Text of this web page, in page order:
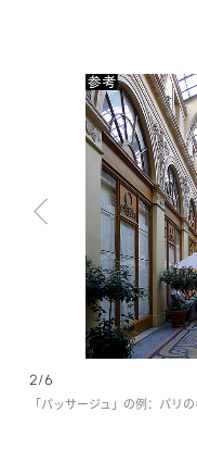
2/6
「パッサージュ」の例：パリ